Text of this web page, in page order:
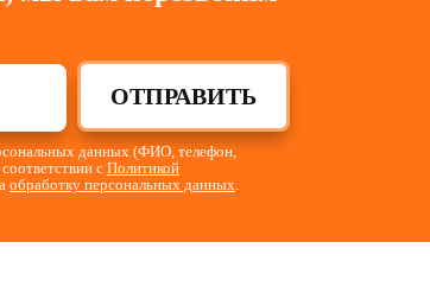
ОТПРАВИТЬ
данных (ФИО, телефон,
сПолитикой
обработку персональных данных.